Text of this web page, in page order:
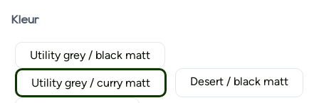
Kleur
Utility grey / black matt
Utility grey / curry matt Desert / black matt